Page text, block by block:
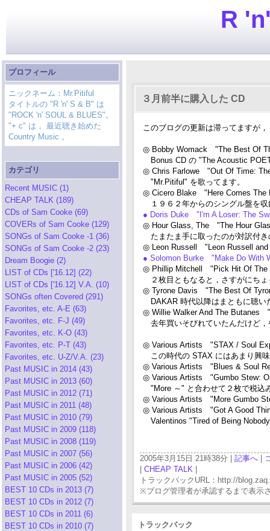
R
プロフィール
ニックネーム：Mr.Pitiful
タイトルの "R 'n' S & B" は
"ROCK 'n' SOUL & BLUES"。
"+ c" は， 最近聴き始めた
Country Music 。
カテゴリ
Recent MUSIC (1)
CHEAP TALK (189)
CDs of Sam Cooke (69)
COVERs of Sam Cooke (129)
SONGs of Sam Cooke -1 (36)
SONGs of Sam Cooke -2 (23)
Dream Boogie (2)
LIST of CDs ['16.12] (22)
LIST of CDs ['16.12] V.A. (10)
SONGs often Covered (291)
Favorites, etc. A-E (63)
Favorites, etc. F-J (49)
Favorites, etc. K-O (43)
Favorites, etc. P-T (43)
Favorites, etc. U-Z/V.A. (23)
Past MUSIC in 2014 (43)
Past MUSIC in 2013 (60)
Past MUSIC in 2012 (71)
Past MUSIC in 2011 (48)
Past MUSIC in 2010 (79)
Past MUSIC in 2009 (118)
Past MUSIC in 2008 (119)
Past MUSIC in 2007 (56)
Past MUSIC in 2006 (42)
Past MUSIC in 2005 (52)
BEST 10 CDs in 2013 (7)
BEST 10 CDs in 2012 (7)
BEST 10 CDs in 2011 (6)
BEST 10 CDs in 2010 (7)
３月前半に購入した CD
このブログの更新は滞ってますが
◎ Bobby Womack "The Best Of
Bonus CD の "The Acoustic
◎ Chris Farlowe "Out Of Time:
"Mr.Pitiful" を歌ってます。
◎ Cicero Blake "Here Comes The
１９６２年からのシングル盤を収
● Doris Duke "I'm A Loser: The
◎ Hour Glass, The "The Hour
たまたま手に取ったのが対訳付
◎ Leon Russell "Leon Russell
● Solomon Burke "Make Do With
◎ Phillip Mitchell "Pick Hit Of The
２枚目ともなると，さすがにち
◎ Tyrone Davis "The Best Of
DAKAR 時代以降はまともに聴い
◎ Willie Walker And The Butanes
去年買いそびれていたんだけど
◎ Various Artists "STAX / Soul
この時代の STAX にはあまり興
◎ Various Artists "Blues & Soul
◎ Various Artists "Gumbo Stew:
"More ～" と合わせて２枚で税込
◎ Various Artists "More Gumbo
◎ Various Artists "Got A Good
Valentinos "Tired of Being
2005年3月15日 21時38分 | 記事へ
CHEAP TALK
トラックバックURL：http://
※ブログ管理者が承認するまで表示
トラックバック